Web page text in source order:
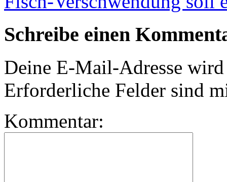
Schreibe einen
Deine E-Mail-Adresse
Erforderliche Felder sind
Kommentar: